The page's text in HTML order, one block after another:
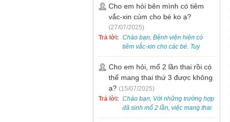
tuổi. Bạn có thể đưa bé đến
Khoa Khám bệnh của bệnh viện
để được bác sĩ chuyên khoa
thăm khám. Ngoài ra, để thuận
tiện hơn, bạn có thể đặt lịch
khám trước qua số điện thoại:
0988 270 115. Nếu cần hỗ trợ
thêm, vui lòng liên hệ qua Zalo
hoặc Fanpage Bệnh viện Việt
Nam - Thụy Điển Uông Bí.
Cho em hỏi bên mình có tiêm
vắc-xin cúm cho bé ko ạ?
(27/07/2025)
Trả lời: Chào bạn, Bệnh viện hiện có
tiêm vắc-xin cho các bé. Tuy
nhiên, các loại vắc-xin thường về
theo từng đợt, không phải lúc
nào cũng có sẵn.
Cho em hỏi, mổ 2 lần thai rồi có
thể mang thai thứ 3 được không
ạ? (15/07/2025)
Trả lời: Chào bạn, Với những trường hợp
đã sinh mổ 2 lần, việc mang thai
lần 3 vẫn có thể thực hiện được.